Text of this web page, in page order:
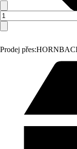
Prodej přes: